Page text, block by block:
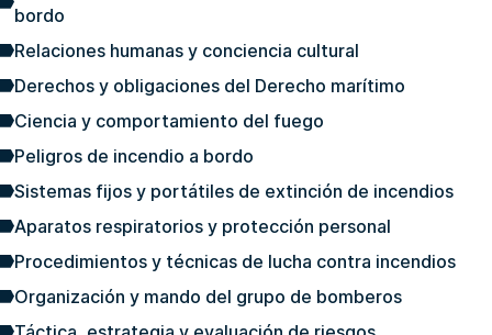
bordo
Relaciones humanas y conciencia cultural
Derechos y obligaciones del Derecho marítimo
Ciencia y comportamiento del fuego
Peligros de incendio a bordo
Sistemas fijos y portátiles de extinción de incendios
Aparatos respiratorios y protección personal
Procedimientos y técnicas de lucha contra incendios
Organización y mando del grupo de bomberos